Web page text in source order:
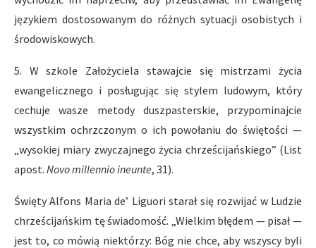
językiem dostosowanym do różnych sytuacji osobistych i
środowiskowych.
5. W szkole Założyciela stawajcie się mistrzami życia
ewangelicznego i posługując się stylem ludowym, który
cechuje wasze metody duszpasterskie, przypominajcie
wszystkim ochrzczonym o ich powołaniu do świętości —
„wysokiej miary zwyczajnego życia chrześcijańskiego” (List
apost. Novo millennio ineunte, 31).
Święty Alfons Maria de’ Liguori starał się rozwijać w Ludzie
chrześcijańskim tę świadomość. „Wielkim błędem — pisał —
jest to, co mówią niektórzy: Bóg nie chce, aby wszyscy byli